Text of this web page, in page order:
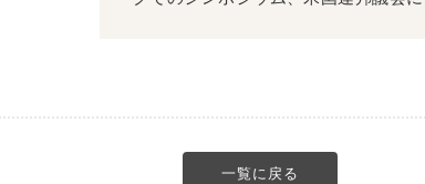
一覧に戻る